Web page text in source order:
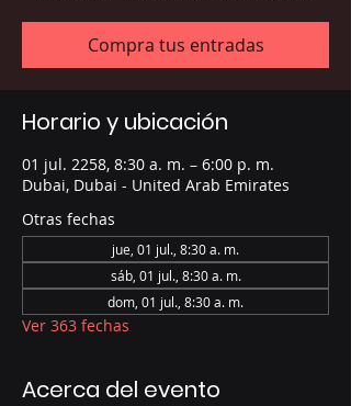
Compra tus entradas
Horario y ubicación
01 jul. 2258, 8:30 a. m. – 6:00 p. m.
Dubai, Dubai - United Arab Emirates
Otras fechas
jue, 01 jul., 8:30 a. m.
sáb, 01 jul., 8:30 a. m.
dom, 01 jul., 8:30 a. m.
Ver 363 fechas
Acerca del evento